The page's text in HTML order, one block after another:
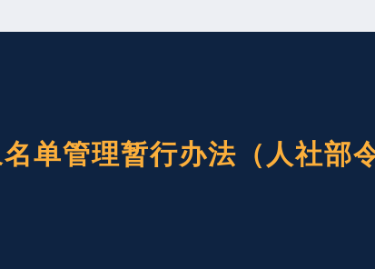
单管理暂行办法（人社部